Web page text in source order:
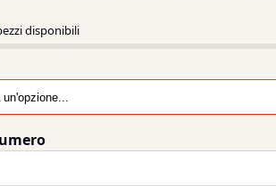
disponibili